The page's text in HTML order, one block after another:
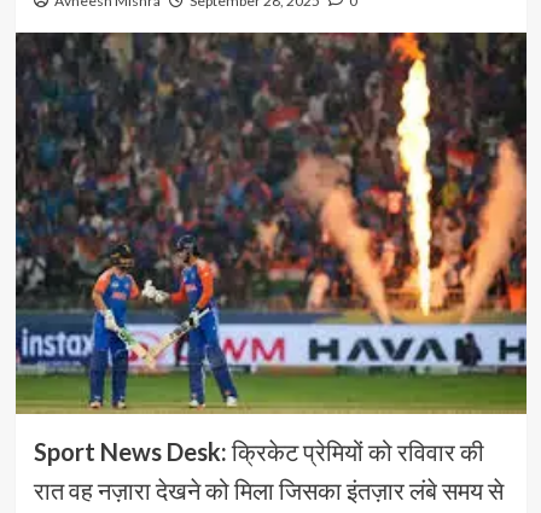
Sport News Desk:क्रिकेट प्रेमियों को रविवार की
रात वह नज़ारा देखने को मिला जिसका इंतज़ार लंबे समय से